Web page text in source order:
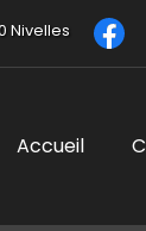
Nivelles
Accueil